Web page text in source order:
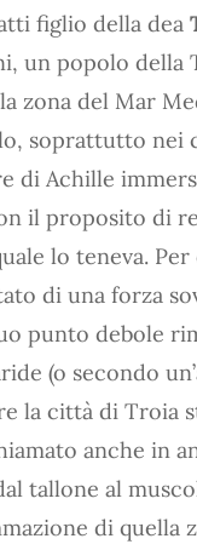
figlio della dea
un popolo della
zona del Mar
soprattutto nei
di Achille
il proposito di
lo teneva.
di una forza
punto debole
(o secondo
la città di Troia
anche in
tallone al
di quella